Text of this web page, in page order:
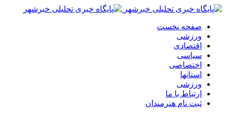
صفحه نخست
ورزشی
اقتصادی
سیاسی
اختصاصی
استانها
ورزشی
ارتباط با ما
ثبت نام هنرمندان